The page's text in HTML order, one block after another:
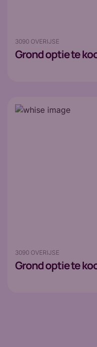
3090 OVERIJSE
Grondoptie te
3090 OVERIJSE
Grondoptie te